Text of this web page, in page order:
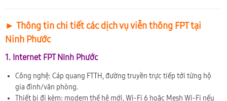
► Thông tin chi tiết các dịch vụ viễn thông FPT tại
Ninh Phước
1. Internet FPT Ninh Phước
Công nghệ: Cáp quang FTTH, đường truyền trực tiếp tới từng hộ
gia đình/văn phòng.
Thiết bị đi kèm: modem thế hệ mới, Wi-Fi 6 hoặc Mesh Wi-Fi nếu